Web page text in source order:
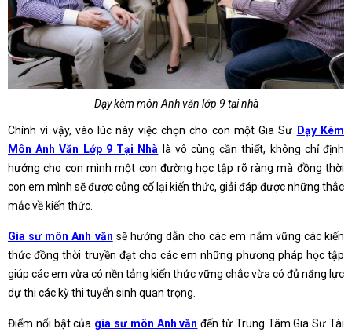
Dạy kèm môn Anh văn lớp 9 tại nhà
Chính vì vậy, vào lúc này việc chọn cho con một Gia Sư Dạy Kèm
Môn Anh Văn Lớp 9 Tại Nhà là vô cùng cần thiết, không chỉ định
hướng cho con mình một con đường học tập rõ ràng mà đồng thời
con em mình sẽ được củng cố lại kiến thức, giải đáp được những thắc
mắc về kiến thức.
Gia sư môn Anh văn sẽ hướng dẫn cho các em nắm vững các kiến
thức đồng thời truyền đạt cho các em những phương pháp học tập
giúp các em vừa có nền tảng kiến thức vững chắc vừa có đủ năng lực
dự thi các kỳ thi tuyển sinh quan trọng.
Điểm nổi bật của gia sư môn Anh văn đến từ Trung Tâm Gia Sư Tài